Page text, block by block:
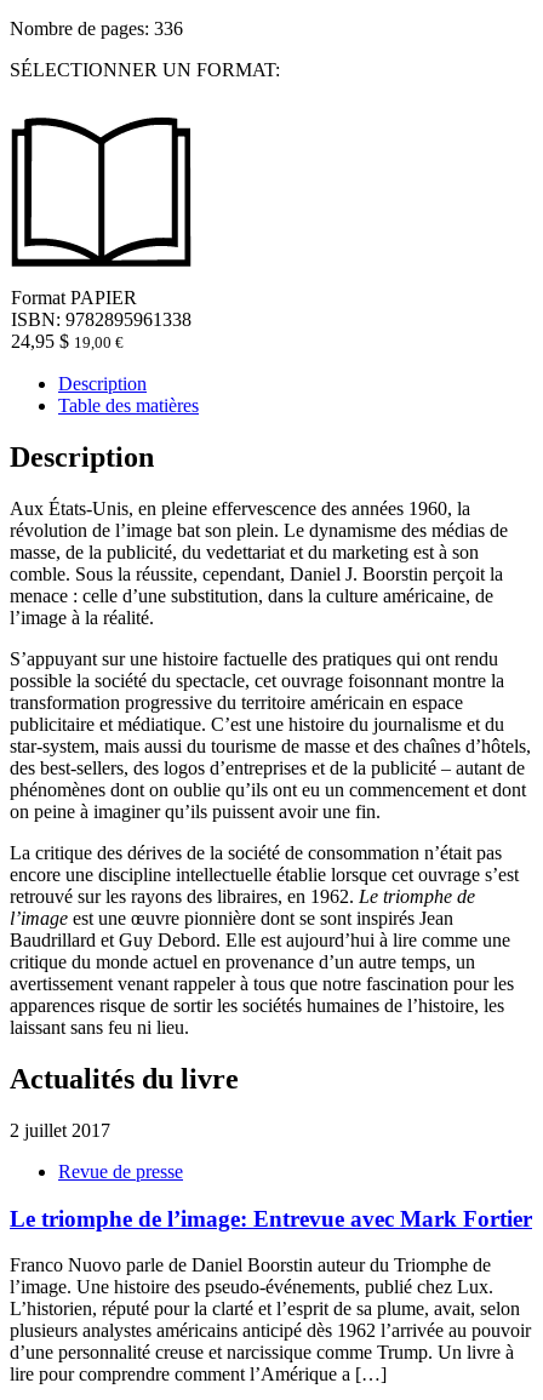
Nombre de pages: 336
SÉLECTIONNER UN FORMAT:
Format PAPIER
ISBN: 9782895961338
24,95 $ 19,00 €
Description
Table des matières
Description
Aux États-Unis, en pleine effervescence des années 1960, la
révolution de l’image bat son plein. Le dynamisme des médias de
masse, de la publicité, du vedettariat et du marketing est à son
comble. Sous la réussite, cependant, Daniel J. Boorstin perçoit la
menace : celle d’une substitution, dans la culture américaine, de
l’image à la réalité.
S’appuyant sur une histoire factuelle des pratiques qui ont rendu
possible la société du spectacle, cet ouvrage foisonnant montre la
transformation progressive du territoire américain en espace
publicitaire et médiatique. C’est une histoire du journalisme et du
star-system, mais aussi du tourisme de masse et des chaînes d’hôtels,
des best-sellers, des logos d’entreprises et de la publicité – autant de
phénomènes dont on oublie qu’ils ont eu un commencement et dont
on peine à imaginer qu’ils puissent avoir une fin.
La critique des dérives de la société de consommation n’était pas
encore une discipline intellectuelle établie lorsque cet ouvrage s’est
retrouvé sur les rayons des libraires, en 1962. Le triomphe de
l’image est une œuvre pionnière dont se sont inspirés Jean
Baudrillard et Guy Debord. Elle est aujourd’hui à lire comme une
critique du monde actuel en provenance d’un autre temps, un
avertissement venant rappeler à tous que notre fascination pour les
apparences risque de sortir les sociétés humaines de l’histoire, les
laissant sans feu ni lieu.
Actualités du livre
2 juillet 2017
Revue de presse
Le triomphe de l’image: Entrevue avec Mark Fortier
Franco Nuovo parle de Daniel Boorstin auteur du Triomphe de
l’image. Une histoire des pseudo-événements, publié chez Lux.
L’historien, réputé pour la clarté et l’esprit de sa plume, avait, selon
plusieurs analystes américains anticipé dès 1962 l’arrivée au pouvoir
d’une personnalité creuse et narcissique comme Trump. Un livre à
lire pour comprendre comment l’Amérique a […]